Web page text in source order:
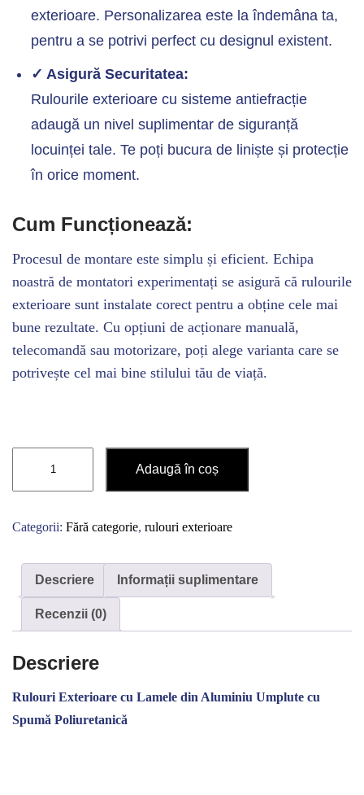
exterioare. Personalizarea este la îndemâna ta,
pentru a se potrivi perfect cu designul existent.
✓ Asigură Securitatea:
Rulourile exterioare cu sisteme antiefracție
adaugă un nivel suplimentar de siguranță
locuinței tale. Te poți bucura de liniște și protecție
în orice moment.
Cum Funcționează:
Procesul de montare este simplu și eficient. Echipa
noastră de montatori experimentați se asigură că rulourile
exterioare sunt instalate corect pentru a obține cele mai
bune rezultate. Cu opțiuni de acționare manuală,
telecomandă sau motorizare, poți alege varianta care se
potrivește cel mai bine stilului tău de viață.
exterioare
X
Adaugă în coș
Categorii: Fără categorie, rulouri exterioare
Descriere Informații suplimentare
Recenzii (0)
Descriere
Rulouri Exterioare cu Lamele din Aluminiu Umplute cu
Spumă Poliuretanică